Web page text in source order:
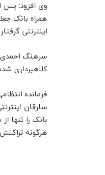
وی افزود: پس
همراه بانک
اینترنتی گرفتار و مبلغ ۴۰۰ میلیون ریال از حسابش به
سرهنگ احمدی
کلاهبرداری
فرمانده
سارقان
بانک را تنها
هرگونه